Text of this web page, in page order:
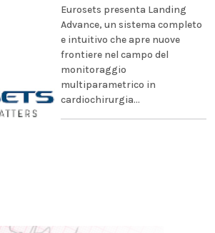
Eurosets presenta Landing
Advance, un sistema completo
e intuitivo che apre nuove
frontiere nel campo del
monitoraggio
multiparametrico in
cardiochirurgia...